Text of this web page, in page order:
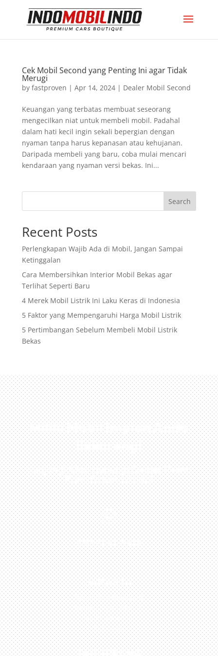
Cek Mobil Second yang Penting Ini agar Tidak
Merugi
by fastproven | Apr 14, 2024| Dealer Mobil Second
Keuangan yang terbatas membuat seseorang
mengecilkan niat untuk membeli mobil. Padahal
dalam hati kecil ingin sekali bepergian dengan
nyaman tanpa harus kepanasan atau kehujanan.
Daripada membeli yang baru, coba mulai mencari
kendaraan yang nyaman versi bekas. Ini...
Search
Recent Posts
Perlengkapan Wajib Ada di Mobil, Jangan Sampai
Ketinggalan
Cara Membersihkan Interior Mobil Bekas agar
Terlihat Seperti Baru
4 Merek Mobil Listrik Ini Laku Keras di Indonesia
5 Faktor yang Mempengaruhi Harga Mobil Listrik
5 Pertimbangan Sebelum Membeli Mobil Listrik
Bekas
Miliki Mobil Impian Anda
Sekarang!
Kunjungi Atau Hubungi Dealer Resmi
Kami Di Kota Anda!

0813-1054-7548
JAKARTA
Perumahan Boulevard
Taman Surya 3 Blok h2,
No.27, Jakarta –
Indonesia